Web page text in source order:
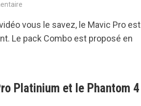
vous le savez, le Mavic Pro est
Le pack Combo est proposé en
Platinium et le Phantom